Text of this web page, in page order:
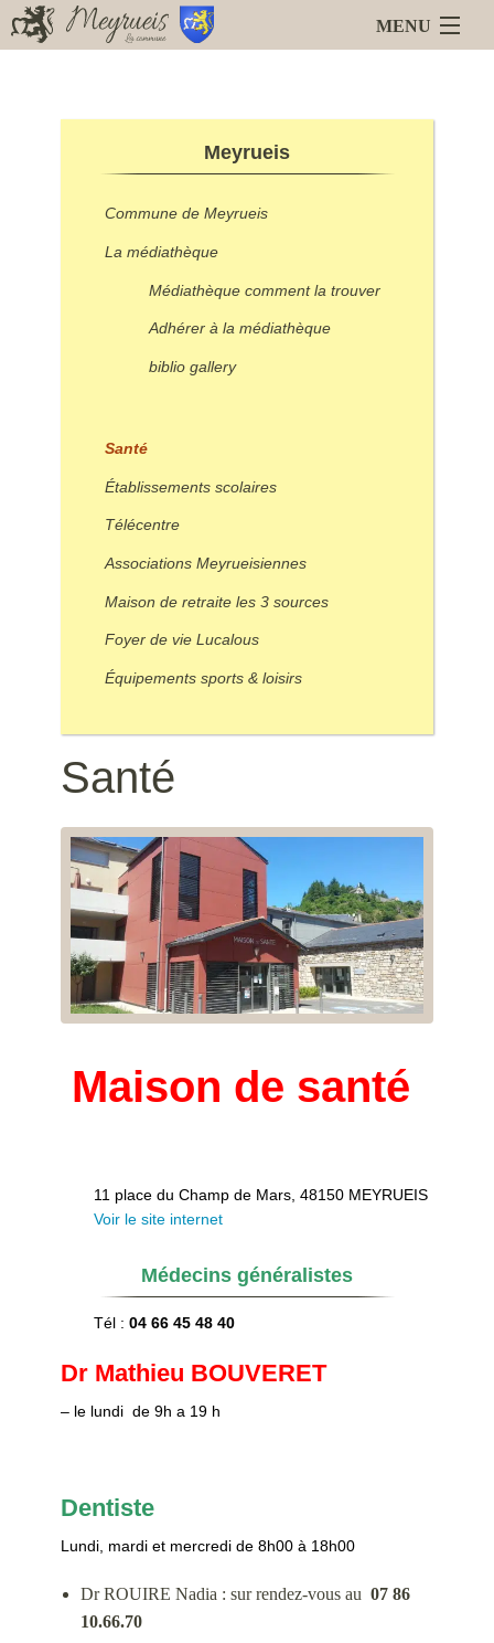
MENU
Animations
Meyrueis
Commune de Meyrueis
La médiathèque
Médiathèque comment la trouver
Adhérer à la médiathèque
biblio gallery
Santé
Établissements scolaires
Télécentre
Associations Meyrueisiennes
Maison de retraite les 3 sources
Foyer de vie Lucalous
Équipements sports & loisirs
Santé
Maison de santé
11 place du Champ de Mars, 48150 MEYRUEIS
Voir le site internet
Médecins généralistes
Tél : 04 66 45 48 40
Dr Mathieu BOUVERET
– le lundi de 9h a 19 h
Dentiste
Lundi, mardi et mercredi de 8h00 à 18h00
Dr ROUIRE Nadia : sur rendez-vous au 07 86
10.66.70